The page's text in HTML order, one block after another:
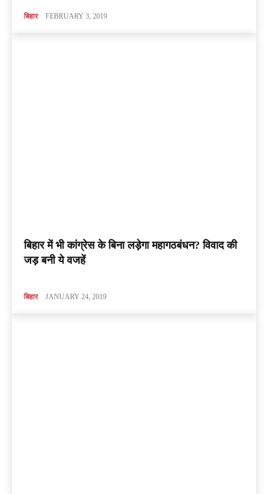
बिहार FEBRUARY 3, 2019
बिहार में भी कांग्रेस के बिना लड़ेगा महागठबंधन? विवाद की
जड़ बनी ये वजहें
बिहार JANUARY 24, 2019